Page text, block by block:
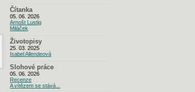
Čítanka
05. 06. 2026
Arnošt Lustig
Miláček
Životopisy
25. 03. 2025
Isabel Allendeová
Slohové práce
05. 06. 2026
Recenze
A vítězem se stává...